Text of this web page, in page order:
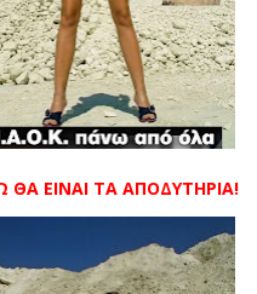
ΘΑ ΕΙΝΑΙ ΤΑ ΑΠΟΔΥΤΗΡΙΑ!